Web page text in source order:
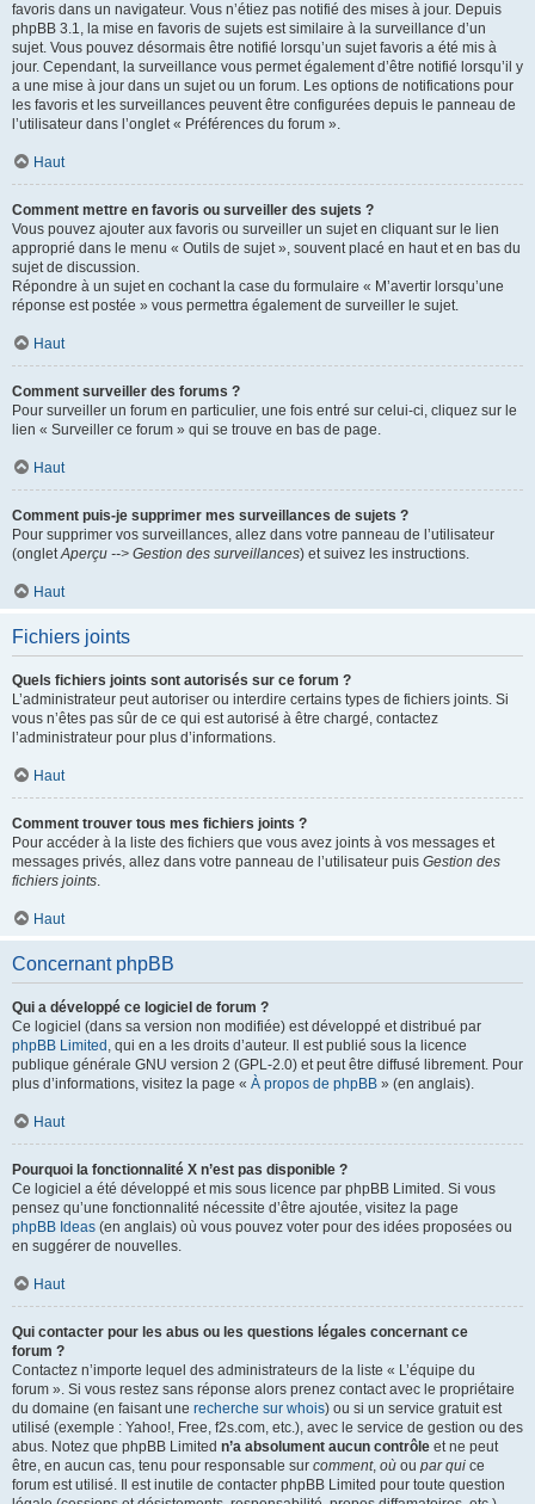
favoris dans un navigateur. Vous n’étiez pas notifié des mises à jour. Depuis
phpBB 3.1, la mise en favoris de sujets est similaire à la surveillance d’un
sujet. Vous pouvez désormais être notifié lorsqu’un sujet favoris a été mis à
jour. Cependant, la surveillance vous permet également d’être notifié lorsqu’il y
a une mise à jour dans un sujet ou un forum. Les options de notifications pour
les favoris et les surveillances peuvent être configurées depuis le panneau de
l’utilisateur dans l’onglet « Préférences du forum ».
Haut
Comment mettre en favoris ou surveiller des sujets ?
Vous pouvez ajouter aux favoris ou surveiller un sujet en cliquant sur le lien
approprié dans le menu « Outils de sujet », souvent placé en haut et en bas du
sujet de discussion.
Répondre à un sujet en cochant la case du formulaire « M’avertir lorsqu’une
réponse est postée » vous permettra également de surveiller le sujet.
Haut
Comment surveiller des forums ?
Pour surveiller un forum en particulier, une fois entré sur celui-ci, cliquez sur le
lien « Surveiller ce forum » qui se trouve en bas de page.
Haut
Comment puis-je supprimer mes surveillances de sujets ?
Pour supprimer vos surveillances, allez dans votre panneau de l’utilisateur
(ongletAperçu --> Gestion des surveillances) et suivez les instructions.
Haut
Fichiers joints
Quels fichiers joints sont autorisés sur ce forum ?
L’administrateur peut autoriser ou interdire certains types de fichiers joints. Si
vous n’êtes pas sûr de ce qui est autorisé à être chargé, contactez
l’administrateur pour plus d’informations.
Haut
Comment trouver tous mes fichiers joints ?
Pour accéder à la liste des fichiers que vous avez joints à vos messages et
messages privés, allez dans votre panneau de l’utilisateur puis Gestion des
fichiers joints.
Haut
Concernant phpBB
Qui a développé ce logiciel de forum ?
Ce logiciel (dans sa version non modifiée) est développé et distribué par
phpBB Limited , qui en a les droits d’auteur. Il est publié sous la licence
publique générale GNU version 2 (GPL-2.0) et peut être diffusé librement. Pour
plus d’informations, visitez la page « À propos de phpBB » (en anglais).
Haut
Pourquoi la fonctionnalité X n’est pas disponible ?
Ce logiciel a été développé et mis sous licence par phpBB Limited. Si vous
pensez qu’une fonctionnalité nécessite d’être ajoutée, visitez la page
phpBB Ideas (en anglais) où vous pouvez voter pour des idées proposées ou
en suggérer de nouvelles.
Haut
Qui contacter pour les abus ou les questions légales concernant ce
forum ?
Contactez n’importe lequel des administrateurs de la liste « L’équipe du
forum ». Si vous restez sans réponse alors prenez contact avec le propriétaire
du domaine (en faisant une recherche sur whois) ou si un service gratuit est
utilisé (exemple : Yahoo!, Free, f2s.com, etc.), avec le service de gestion ou des
abus. Notez que phpBB Limited n’a absolument aucun contrôle et ne peut
être, en aucun cas, tenu pour responsable sur comment, où ou par qui ce
forum est utilisé. Il est inutile de contacter phpBB Limited pour toute question